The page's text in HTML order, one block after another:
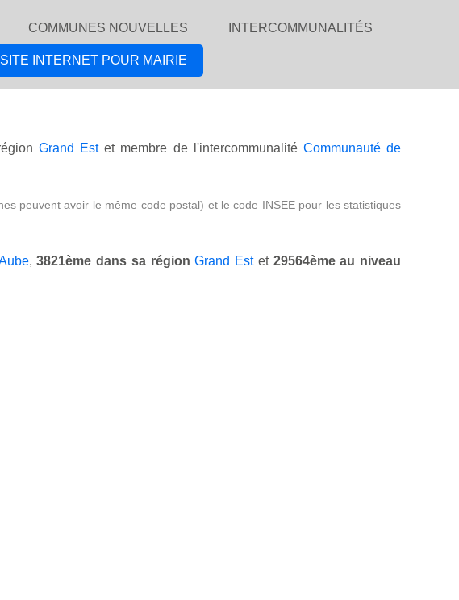
COMMUNES NOUVELLES INTERCOMMUNALITÉS
SITE INTERNET POUR MAIRIE
Grand Estet membre de l'intercommunalité Communauté de
peuvent avoir le même code postal) et le code INSEE pour les statistiques
,3821ème dans sa région Grand Estet 29564ème au niveau